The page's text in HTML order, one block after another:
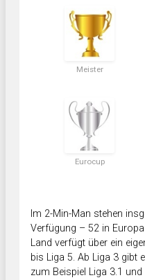
Meister
Eurocup
Im 2-Min-Man stehen
Verfügung – 52 in
Land verfügt über ein
bis Liga 5. Ab Liga 3 gibt
zum Beispiel Liga 3.1